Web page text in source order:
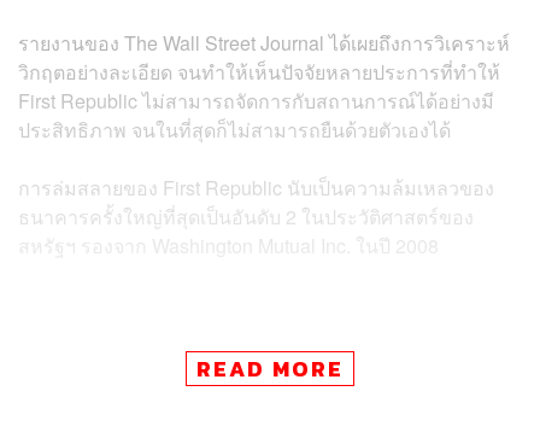
รายงานของ The Wall Street Journal ได้เผยถึงการวิเคราะห์
วิกฤตอย่างละเอียด จนทำให้เห็นปัจจัยหลายประการที่ทำให้
First Republic ไม่สามารถจัดการกับสถานการณ์ได้อย่างมี
ประสิทธิภาพ จนในที่สุดก็ไม่สามารถยืนด้วยตัวเองได้
การล่มสลายของ First Republic นับเป็นความล้มเหลวของ
ธนาคารครั้งใหญ่ที่สุดเป็นอันดับ 2 ในประวัติศาสตร์ของ
สหรัฐฯ รองจาก Washington Mutual Inc. ในปี 2008
อนาคตที่ยังเลือนรางของ First Republic Bank หลัง FD
READ MORE